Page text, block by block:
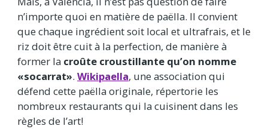
n’importe quoi en matière de paëlla. Il convient
que chaque ingrédient soit local et ultrafrais, et le
riz doit être cuit à la perfection, de manière à
former la croûte croustillante qu’on nomme
«socarrat». Wikipaella, une association qui
défend cette paëlla originale, répertorie les
nombreux restaurants qui la cuisinent dans les
règles de l’art!